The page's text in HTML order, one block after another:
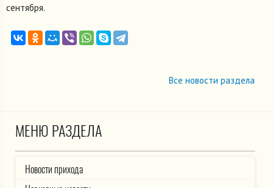
сентября.
Все новости раздела
МЕНЮ РАЗДЕЛА
Новости прихода